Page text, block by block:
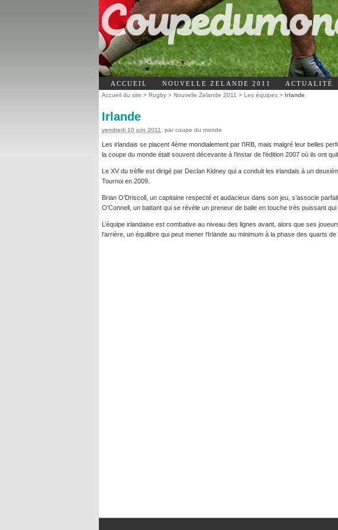
ACCUEIL NOUVELLE ZELANDE 2011 ACTUALITÉ
Accueil du site > Rugby > Nouvelle Zelande 2011 > Les équipes > Irlande
Irlande
vendredi 10 juin 2011 , par coupe du monde
Les irlandais se placent 4ème mondialement par l’IRB, mais malgré leur belles
la coupe du monde était souvent décevante à l’instar de l’édition 2007 où ils ont
Le XV du trèfle est dirigé par Declan Kidney qui a conduit les irlandais à un
Tournoi en 2009.
Brian O’Driscoll, un capitaine respecté et audacieux dans son jeu, s’associe
O’Connell, un battant qui se révèle un preneur de balle en touche très puissant
L’équipe irlandaise est combative au niveau des lignes avant, alors que ses
l’arrière, un équilibre qui peut mener l‘Irlande au minimum à la phase des quarts de